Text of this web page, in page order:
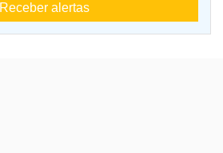
Receber alertas